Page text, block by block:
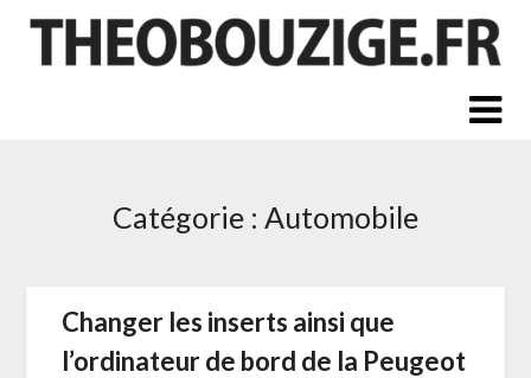
Skip
Catégorie : Automobile
Changer les inserts ainsi que
l’ordinateur de bord de la Peugeot